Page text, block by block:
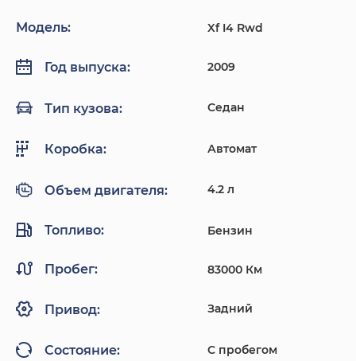
Модель: Xf I4 Rwd
Год выпуска: 2009
Тип кузова: Седан
Коробка: Автомат
Объем двигателя: 4.2 л
Топливо: Бензин
Пробег: 83000 Км
Привод: Задний
Состояние: С пробегом